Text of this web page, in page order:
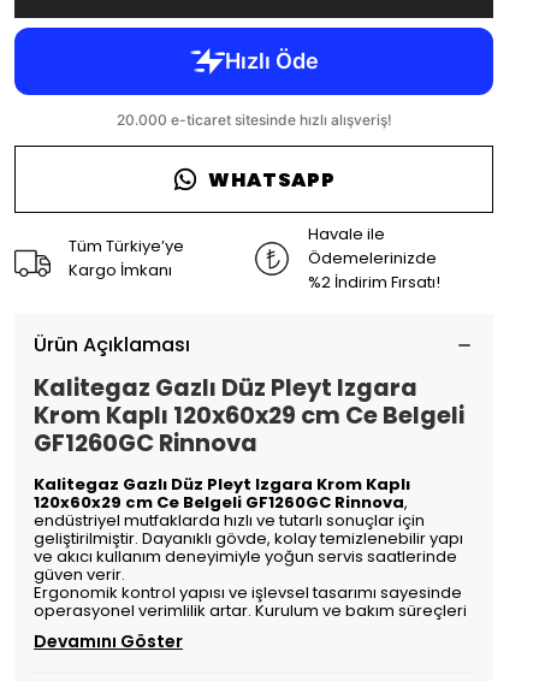
WHATSAPP
Tüm Türkiye’ye
Kargo İmkanı
Havale ile
Ödemelerinizde
%2 İndirim Fırsatı!
Ürün Açıklaması
Kalitegaz Gazlı Düz Pleyt Izgara
Krom Kaplı 120x60x29 cm Ce Belgeli
GF1260GC Rinnova
Kalitegaz Gazlı Düz Pleyt Izgara Krom Kaplı
120x60x29 cm Ce Belgeli GF1260GC Rinnova,
endüstriyel mutfaklarda hızlı ve tutarlı sonuçlar için
geliştirilmiştir. Dayanıklı gövde, kolay temizlenebilir yapı
ve akıcı kullanım deneyimiyle yoğun servis saatlerinde
güven verir.
Ergonomik kontrol yapısı ve işlevsel tasarımı sayesinde
operasyonel verimlilik artar. Kurulum ve bakım süreçleri
Devamını Göster